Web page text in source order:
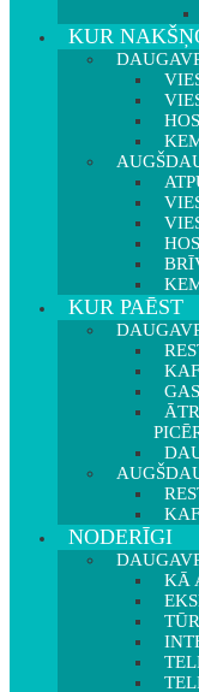
KUR
KUR PAĒST
NODERĪGI
KĀ